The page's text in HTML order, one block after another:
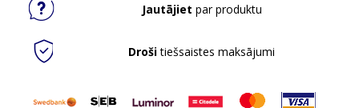
Jautājiet par produktu
Drošitiešsaistes maksājumi